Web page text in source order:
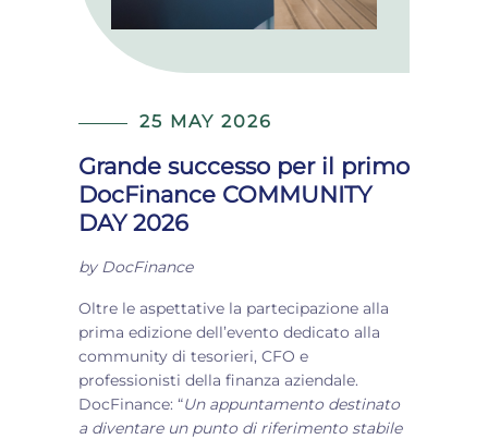
25 MAY 2026
Grande successo per il primo
DocFinance COMMUNITY
DAY 2026
by DocFinance
Oltre le aspettative la partecipazione alla
prima edizione dell’evento dedicato alla
community di tesorieri, CFO e
professionisti della finanza aziendale.
DocFinance: “Un appuntamento destinato
a diventare un punto di riferimento stabile